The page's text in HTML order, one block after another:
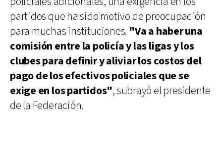
partidos que ha sido motivo de preocupación
para muchas instituciones. "Va a haber una
comisión entre la policía y las ligas y los
clubes para definir y aliviar los costos del
pago de los efectivos policiales que se
exige en los partidos", subrayó el presidente
de la Federación.